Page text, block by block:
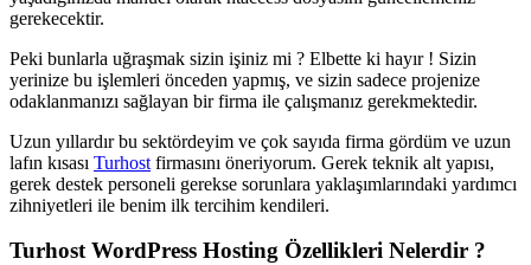
gerekecektir.
Peki bunlarla uğraşmak sizin işiniz mi ? Elbette ki hayır ! Sizin
yerinize bu işlemleri önceden yapmış, ve sizin sadece projenize
odaklanmanızı sağlayan bir firma ile çalışmanız gerekmektedir.
Uzun yıllardır bu sektördeyim ve çok sayıda firma gördüm ve uzun
lafın kısası Turhost firmasını öneriyorum. Gerek teknik alt yapısı,
gerek destek personeli gerekse sorunlara yaklaşımlarındaki yardımcı
zihniyetleri ile benim ilk tercihim kendileri.
Turhost WordPress Hosting Özellikleri Nelerdir ?